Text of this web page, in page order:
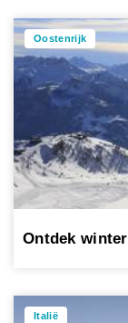
Oostenrijk
Ontdek
Italië